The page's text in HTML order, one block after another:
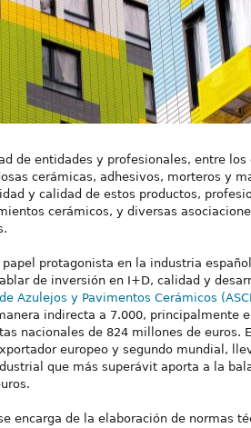
de entidades y profesionales, entre los
cerámicas, adhesivos, morteros y
y calidad de estos productos,
cerámicos, y diversas
protagonista en la industria
de inversión en I+D, calidad y
Azulejos y Pavimentos Cerámicos
indirecta a 7.000, principalmente
nacionales de 824 millones de euros.
europeo y segundo mundial,
que más superávit aporta a la
encarga de la elaboración de normas